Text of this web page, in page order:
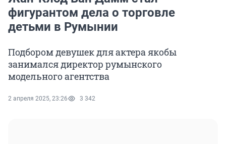
фигурантом дела о торговле
детьми в Румынии
Подбором девушек для актера якобы
занимался директор румынского
модельного агентства
2 апреля 2025, 23:26 3 342